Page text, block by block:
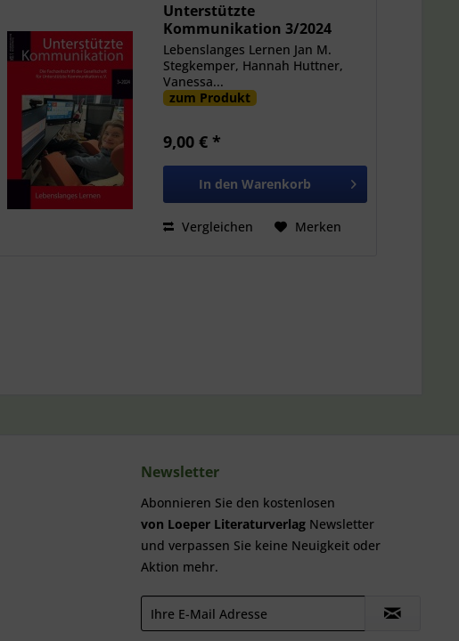
Unterstützte
Kommunikation 3/2024
Lebenslanges Lernen Jan M.
Stegkemper, Hannah Huttner,
Vanessa...
zum Produkt
9,00 € *
In den Warenkorb
Vergleichen Merken
Newsletter
Abonnieren Sie den kostenlosen
von Loeper Literaturverlag Newsletter
und verpassen Sie keine Neuigkeit oder
Aktion mehr.